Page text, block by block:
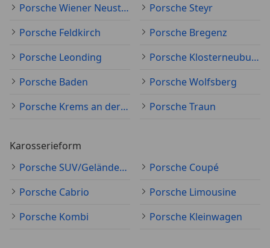
Porsche Wiener Neustadt
Porsche Steyr
Porsche Feldkirch
Porsche Bregenz
Porsche Leonding
Porsche Klosterneuburg
Porsche Baden
Porsche Wolfsberg
Porsche Krems an der Donau
Porsche Traun
Karosserieform
Porsche SUV/Geländewagen/Pickup
Porsche Coupé
Porsche Cabrio
Porsche Limousine
Porsche Kombi
Porsche Kleinwagen